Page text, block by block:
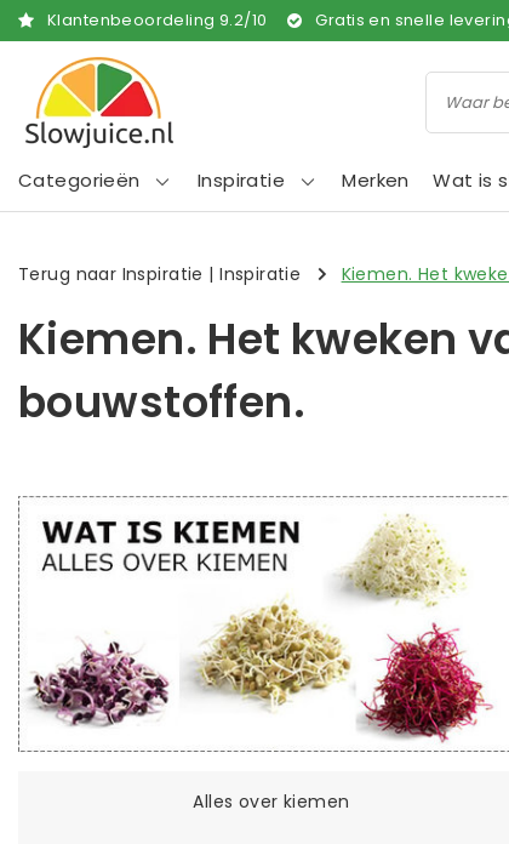
Klantenbeoordeling 9.2/10 Gratis en snelle
Categorieën Inspiratie Merken Wat is
Terug naar Inspiratie |Inspiratie Kiemen. Het
Kiemen. Het kweken
bouwstoffen.
Alles over kiemen